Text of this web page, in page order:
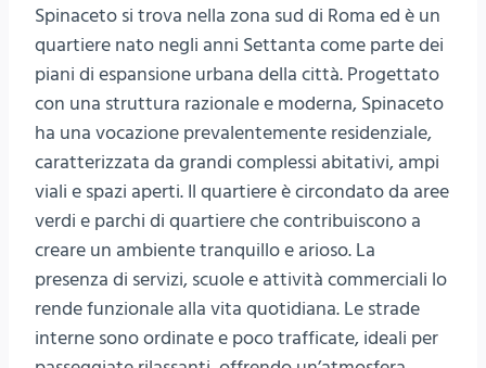
Spinaceto si trova nella zona sud di Roma ed è un
quartiere nato negli anni Settanta come parte dei
piani di espansione urbana della città. Progettato
con una struttura razionale e moderna, Spinaceto
ha una vocazione prevalentemente residenziale,
caratterizzata da grandi complessi abitativi, ampi
viali e spazi aperti. Il quartiere è circondato da aree
verdi e parchi di quartiere che contribuiscono a
creare un ambiente tranquillo e arioso. La
presenza di servizi, scuole e attività commerciali lo
rende funzionale alla vita quotidiana. Le strade
interne sono ordinate e poco trafficate, ideali per